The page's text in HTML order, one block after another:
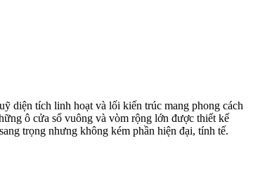
diện tích linh hoạt và lối kiến trúc mang phong cách
ô cửa sổ vuông và vòm rộng lớn được thiết kế
trọng nhưng không kém phần hiện đại, tính tế.